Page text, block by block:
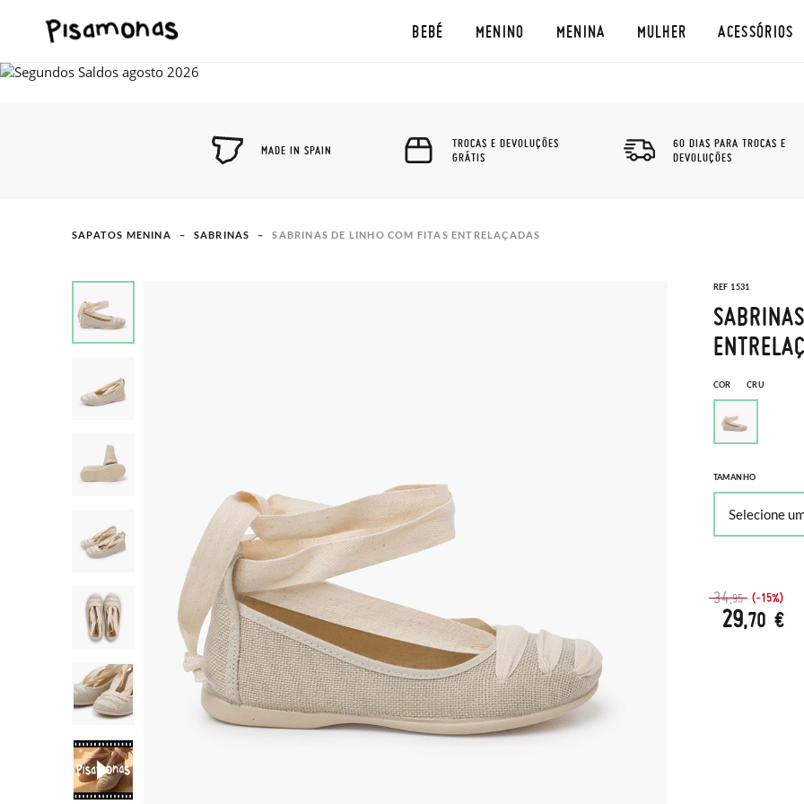
BEBÉ MENINO MENINA MULHER ACESSÓRIOS
MADE IN SPAIN
TROCAS E DEVOLUÇÕES
GRÁTIS
60 DIAS PARA TROCAS E
DEVOLUÇÕES
SAPATOS MENINA SABRINAS SABRINAS DE LINHO COM FITAS ENTRELAÇADAS
REF 1531
COR CRU
TAMANHO
34,95 (-15%)
29,70 €